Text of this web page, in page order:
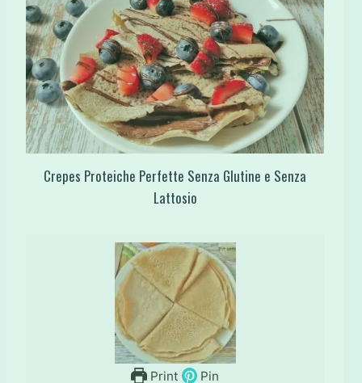
Crepes Proteiche Perfette Senza Glutine e Senza
Lattosio
Print Pin